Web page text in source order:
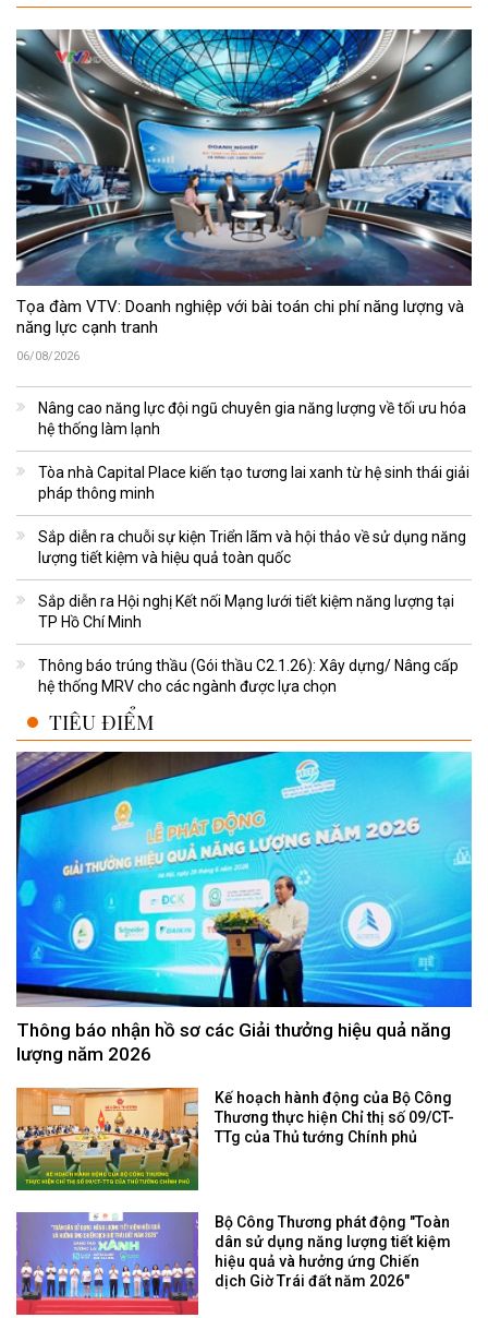
Tọa đàm VTV: Doanh nghiệp với bài toán chi phí năng lượng và
năng lực cạnh tranh
06/08/2026
Nâng cao năng lực đội ngũ chuyên gia năng lượng về tối ưu hóa
hệ thống làm lạnh
Tòa nhà Capital Place kiến tạo tương lai xanh từ hệ sinh thái giải
pháp thông minh
Sắp diễn ra chuỗi sự kiện Triển lãm và hội thảo về sử dụng năng
lượng tiết kiệm và hiệu quả toàn quốc
Sắp diễn ra Hội nghị Kết nối Mạng lưới tiết kiệm năng lượng tại
TP Hồ Chí Minh
Thông báo trúng thầu (Gói thầu C2.1.26): Xây dựng/ Nâng cấp
hệ thống MRV cho các ngành được lựa chọn
TIÊU ĐIỂM
Thông báo nhận hồ sơ các Giải thưởng hiệu quả năng
lượng năm 2026
Kế hoạch hành động của Bộ Công
Thương thực hiện Chỉ thị số 09/CT-
TTg của Thủ tướng Chính phủ
Bộ Công Thương phát động "Toàn
dân sử dụng năng lượng tiết kiệm
hiệu quả và hưởng ứng Chiến
dịch Giờ Trái đất năm 2026"